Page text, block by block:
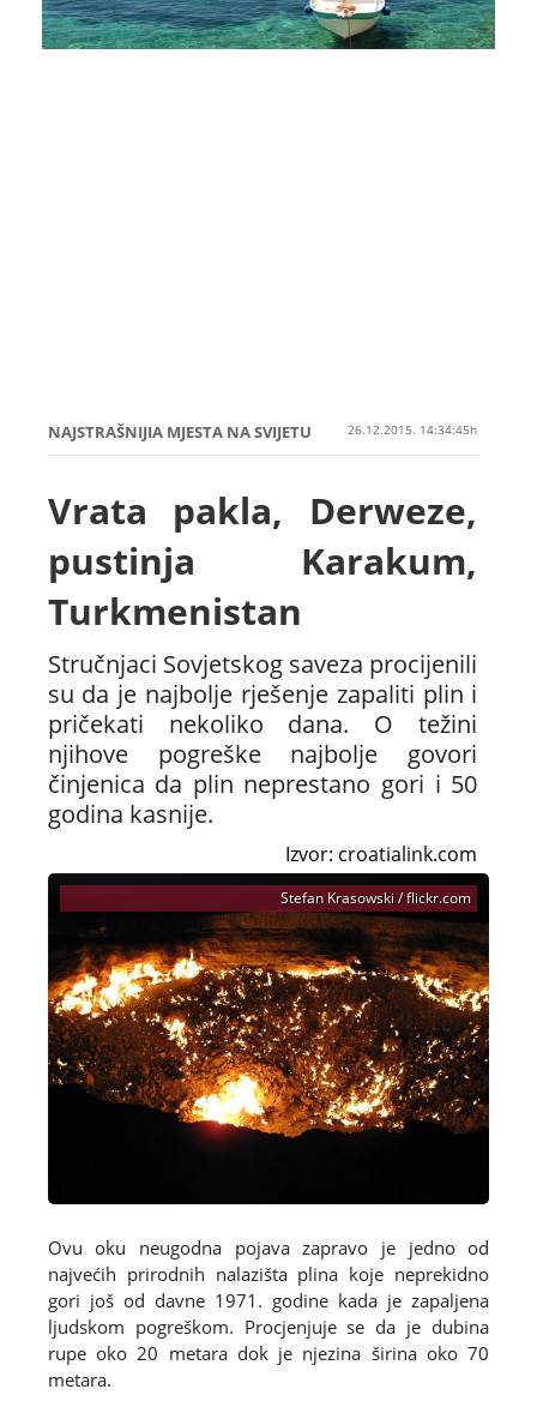
NAJSTRAŠNIJIA MJESTA NA SVIJETU 26.12.2015. 14:34:45h
Vrata pakla, Derweze,
pustinja Karakum,
Turkmenistan
Stručnjaci Sovjetskog saveza procijenili
su da je najbolje rješenje zapaliti plin i
pričekati nekoliko dana. O težini
njihove pogreške najbolje govori
činjenica da plin neprestano gori i 50
godina kasnije.
Izvor: croatialink.com
Stefan Krasowski / flickr.com
Ovu oku neugodna pojava zapravo je jedno od
najvećih prirodnih nalazišta plina koje neprekidno
gori još od davne 1971. godine kada je zapaljena
ljudskom pogreškom. Procjenjuje se da je dubina
rupe oko 20 metara dok je njezina širina oko 70
metara.